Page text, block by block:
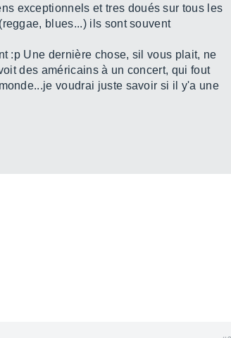
exceptionnels et tres doués sur tous les
blues...) ils sont souvent
:p Une dernière chose, sil vous plait, ne
des américains à un concert, qui fout
voudrai juste savoir si il y'a une